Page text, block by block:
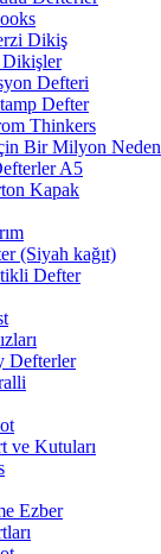
Dikiş
Dikişler
Defteri
Defter
Thinkers
Bir Milyon Neden
A5
Kapak
(Siyah kağıt)
Defter
Defterler
ve Kutuları
Ezber